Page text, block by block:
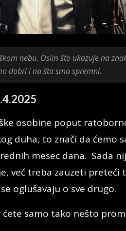
nebu. Osim što ukazuje na
dobri i na šta smo spremni.
osobine poput
duha, to znači da ćemo
mesec dana. Sada
već treba zauzeti preteći
oglušavaju o sve drugo.
ćete samo tako nešto